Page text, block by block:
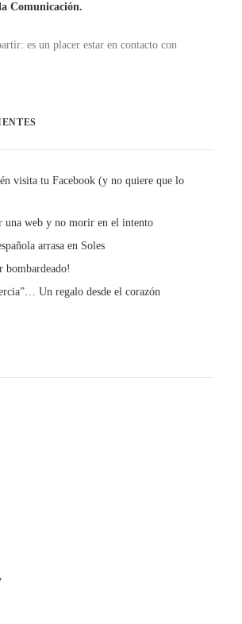
Comunicación.
es un placer estar en contacto con
visita tu Facebook (y no quiere que lo
una web y no morir en el intento
arrasa en Soles
bombardeado!
Un regalo desde el corazón